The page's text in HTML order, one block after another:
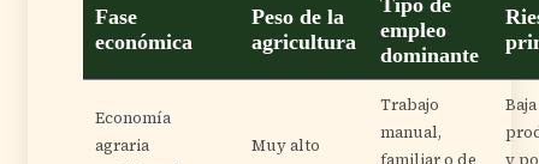
Fase
económica
Peso de la
agricultura
Tipo de
empleo
dominante
Economía
agraria
Muy alto
Trabajo
manual,
familiar o de
Baja
y